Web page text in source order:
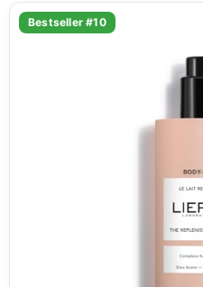
Bestseller #10